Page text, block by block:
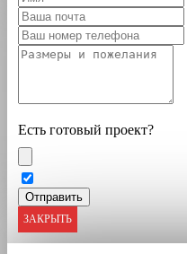
Есть готовый проект?
ЗАКРЫТЬ